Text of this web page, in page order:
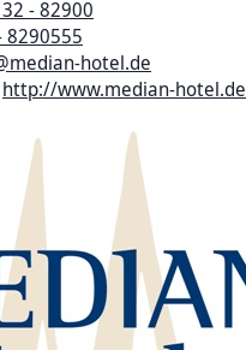
- 82900
8290555
hotel.de
http://www.median-hotel.de